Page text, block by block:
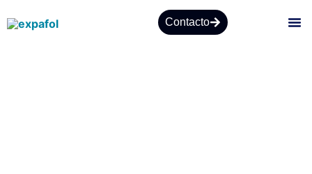
Contacto